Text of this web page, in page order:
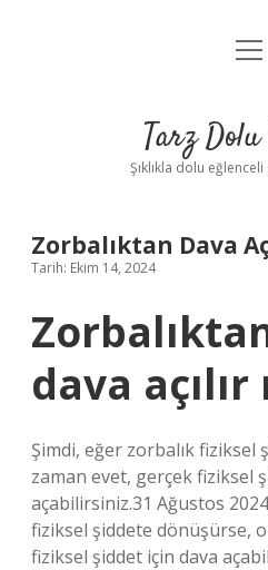
Yasal
Tarz
Şıklıkla dolu
Zorbalıktan Dava
Tarih: Ekim 14, 2024
dava açılır
Şimdi, eğer zorbalık fiziksel
zaman evet, gerçek fiziksel
açabilirsiniz.31 Ağustos
fiziksel şiddete dönüşürse,
fiziksel şiddet için dava